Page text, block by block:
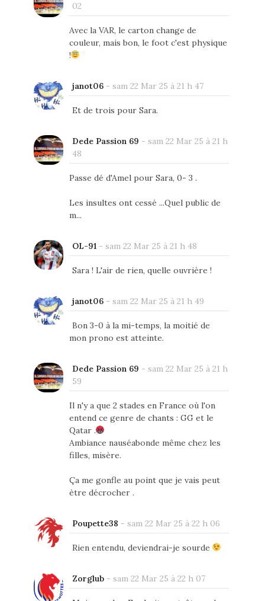
02
Avec la VAR, le carton change de
couleur, mais bon, le foot c'est physique
!
janot06- sam 22 Mar 25 à 21 h 47
Et de trois pour Sara.
Dede Passion 69 - sam 22 Mar 25 à 21 h
48
Passe dé d'Amel pour Sara, 0- 3 .
Les insultes ont cessé ...Quel public de
m...
OL-91- sam 22 Mar 25 à 21 h 48
Sara ! L'air de rien, quelle ouvrière !
janot06- sam 22 Mar 25 à 21 h 49
Bon 3-0 à la mi-temps, la moitié de
mon prono est atteinte.
Dede Passion 69 - sam 22 Mar 25 à 21 h
59
Il n'y a que 2 stades en France où l'on
entend ce genre de chants : GG et le
Qatar .
Ambiance nauséabonde même chez les
filles, misère.
Ça me gonfle au point que je vais peut
ètre décrocher .
Poupette38 - sam 22 Mar 25 à 22 h 06
Rien entendu, deviendrai-je sourde
Zorglub- sam 22 Mar 25 à 22 h 07